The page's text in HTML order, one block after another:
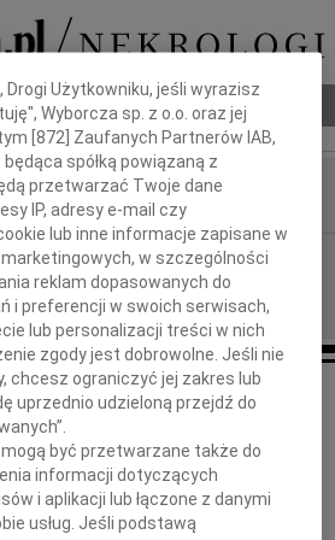
pogrzebowy
Drogiej Koleżance
Beacie Stępień i Jej Bliskim
wyrazy najgłębszego współczucia
Drogi Użytkowniku, jeśli wyrazisz
Wyborcza sp. z o.o. oraz jej
[872 ] Zaufanych Partnerów IAB,
spółką powiązaną z
przetwarzać Twoje dane
IP, adresy e-mail czy
lub inne informacje zapisane w
w szczególności
reklam dopasowanych do
i preferencji w swoich serwisach,
lub personalizacji treści w nich
zgody jest dobrowolne. Jeśli nie
chcesz ograniczyć jej zakres lub
uprzednio udzieloną przejdź do
być przetwarzane także do
informacji dotyczących
i aplikacji lub łączone z danymi
usług. Jeśli podstawą